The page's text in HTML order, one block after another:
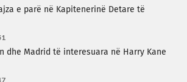
e parë në Kapitenerinë Detare të
dhe Madrid të interesuara në Harry Kane